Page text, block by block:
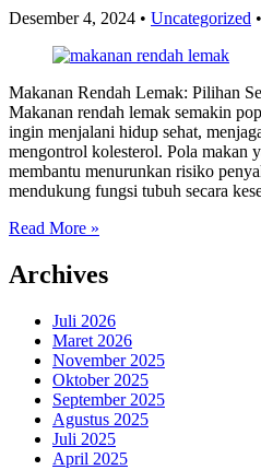
Desember 4, 2024 • Uncategorized •
Makanan Rendah Lemak: Pilihan
Makanan rendah lemak semakin
ingin menjalani hidup sehat,
mengontrol kolesterol. Pola makan
membantu menurunkan risiko
mendukung fungsi tubuh secara
Read More »
Archives
Juli 2026
Maret 2026
November 2025
Oktober 2025
September 2025
Agustus 2025
Juli 2025
April 2025